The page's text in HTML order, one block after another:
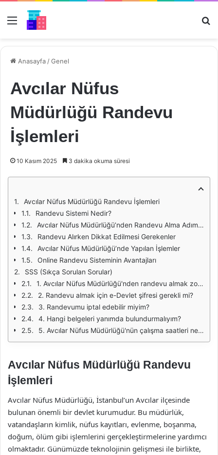
Menü
Anasayfa /Genel
Avcılar Nüfus
Müdürlüğü Randevu
İşlemleri
10 Kasım 2025 3 dakika okuma süresi
Avcılar Nüfus Müdürlüğü Randevu İşlemleri
Randevu Sistemi Nedir?
Avcılar Nüfus Müdürlüğü’nden Randevu Alma Adımları
Randevu Alırken Dikkat Edilmesi Gerekenler
Avcılar Nüfus Müdürlüğü’nde Yapılan İşlemler
Online Randevu Sisteminin Avantajları
SSS (Sıkça Sorulan Sorular)
1. Avcılar Nüfus Müdürlüğü'nden randevu almak zorunlu mu?
2. Randevu almak için e-Devlet şifresi gerekli mi?
3. Randevumu iptal edebilir miyim?
4. Hangi belgeleri yanımda bulundurmalıyım?
5. Avcılar Nüfus Müdürlüğü'nün çalışma saatleri nedir?
Avcılar Nüfus Müdürlüğü Randevu
İşlemleri
Avcılar Nüfus Müdürlüğü, İstanbul’un Avcılar ilçesinde
bulunan önemli bir devlet kurumudur. Bu müdürlük,
vatandaşların kimlik, nüfus kayıtları, evlenme, boşanma,
doğum, ölüm gibi işlemlerini gerçekleştirmelerine yardımcı
olmaktadır. Günümüzde teknolojinin gelişmesi ile birlikte,